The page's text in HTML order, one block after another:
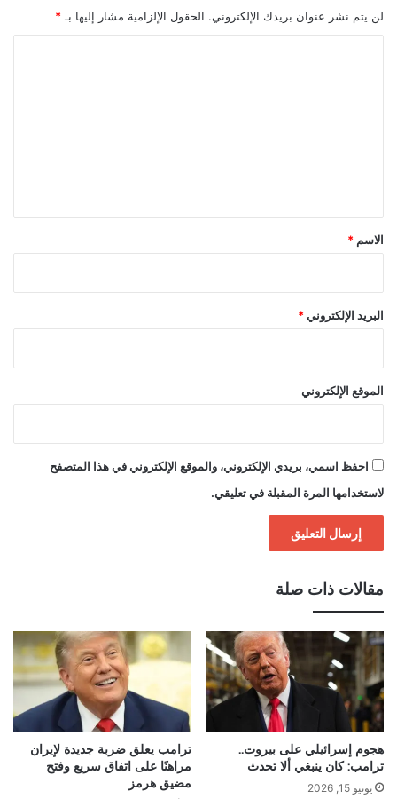
لن يتم نشر عنوان بريدك الإلكتروني. الحقول الإلزامية مشار إليها بـ *
*
الاسم *
البريد الإلكتروني *
الموقع الإلكتروني
احفظ اسمي، بريدي الإلكتروني، والموقع الإلكتروني في هذا المتصفح
لاستخدامها المرة المقبلة في تعليقي.
مقالات ذات صلة
هجوم إسرائيلي على بيروت..
ترامب: كان ينبغي ألا تحدث
يونيو 15, 2026
ترامب يعلق ضربة جديدة لإيران
مراهنًا على اتفاق سريع وفتح
مضيق هرمز